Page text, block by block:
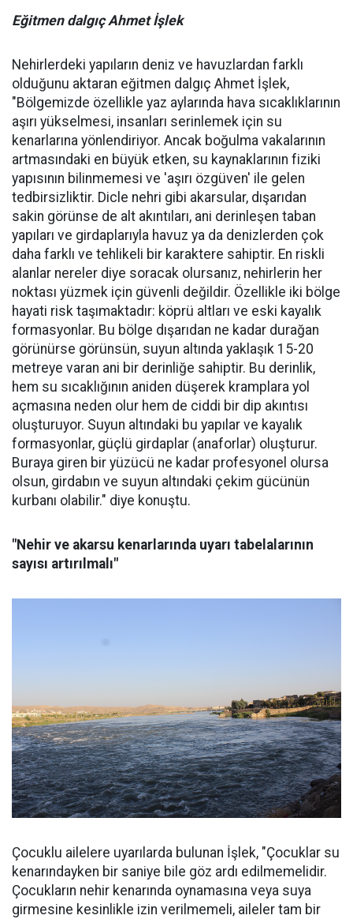
Eğitmen dalgıç Ahmet İşlek
Nehirlerdeki yapıların deniz ve havuzlardan farklı
olduğunu aktaran eğitmen dalgıç Ahmet İşlek,
"Bölgemizde özellikle yaz aylarında hava sıcaklıklarının
aşırı yükselmesi, insanları serinlemek için su
kenarlarına yönlendiriyor. Ancak boğulma vakalarının
artmasındaki en büyük etken, su kaynaklarının fiziki
yapısının bilinmemesi ve 'aşırı özgüven' ile gelen
tedbirsizliktir. Dicle nehri gibi akarsular, dışarıdan
sakin görünse de alt akıntıları, ani derinleşen taban
yapıları ve girdaplarıyla havuz ya da denizlerden çok
daha farklı ve tehlikeli bir karaktere sahiptir. En riskli
alanlar nereler diye soracak olursanız, nehirlerin her
noktası yüzmek için güvenli değildir. Özellikle iki bölge
hayati risk taşımaktadır: köprü altları ve eski kayalık
formasyonlar. Bu bölge dışarıdan ne kadar durağan
görünürse görünsün, suyun altında yaklaşık 15-20
metreye varan ani bir derinliğe sahiptir. Bu derinlik,
hem su sıcaklığının aniden düşerek kramplara yol
açmasına neden olur hem de ciddi bir dip akıntısı
oluşturuyor. Suyun altındaki bu yapılar ve kayalık
formasyonlar, güçlü girdaplar (anaforlar) oluşturur.
Buraya giren bir yüzücü ne kadar profesyonel olursa
olsun, girdabın ve suyun altındaki çekim gücünün
kurbanı olabilir." diye konuştu.
"Nehir ve akarsu kenarlarında uyarı tabelalarının
sayısı artırılmalı"
Çocuklu ailelere uyarılarda bulunan İşlek, "Çocuklar su
kenarındayken bir saniye bile göz ardı edilmemelidir.
Çocukların nehir kenarında oynamasına veya suya
girmesine kesinlikle izin verilmemeli, aileler tam bir